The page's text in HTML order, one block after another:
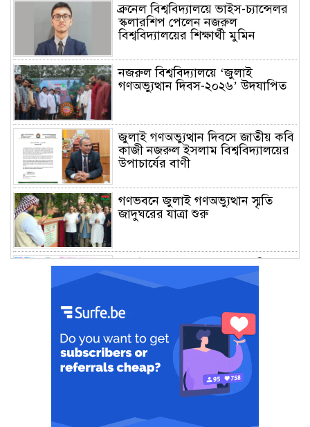
ব্রুনেল বিশ্ববিদ্যালয়ে ভাইস-চ্যান্সেলর
স্কলারশিপ পেলেন নজরুল
বিশ্ববিদ্যালয়ের শিক্ষার্থী মুমিন
নজরুল বিশ্ববিদ্যালয়ে ‘জুলাই
গণঅভ্যুত্থান দিবস-২০২৬’ উদযাপিত
জুলাই গণঅভ্যুত্থান দিবসে জাতীয় কবি
কাজী নজরুল ইসলাম বিশ্ববিদ্যালয়ের
উপাচার্যের বাণী
গণভবনে জুলাই গণঅভ্যুত্থান স্মৃতি
জাদুঘরের যাত্রা শুরু
জুলাই আন্দোলন জনগণের, কৃতিত্ব
কোনো একক দলের নয়: প্রধানমন্ত্রী
মালয়েশিয়ায় সহকর্মীদের সংঘর্ষে ৩
বাংলাদেশি নিহত, গ্রেপ্তার ১
শহীদের আত্মত্যাগে গড়া জাতীয় ঐক্য